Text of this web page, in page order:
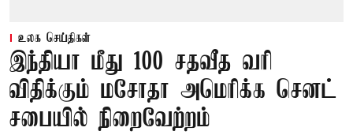
உலக செய்திகள்
இந்தியா மீது 100 சதவீத வரி
விதிக்கும் மசோதா அமெரிக்க செனட்
சபையில் நிறைவேற்றம்